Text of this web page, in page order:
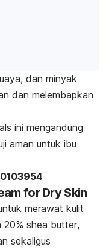
dan minyak
dan melembapkan
ini mengandung
aman untuk ibu
for Dry Skin
merawat kulit
20% shea butter,
sekaligus